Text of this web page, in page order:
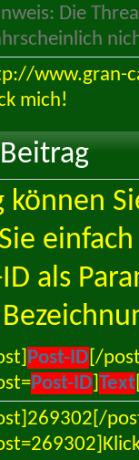
Die
www.gran-
mich!
können
als
Post-ID [/
Post-ID Text